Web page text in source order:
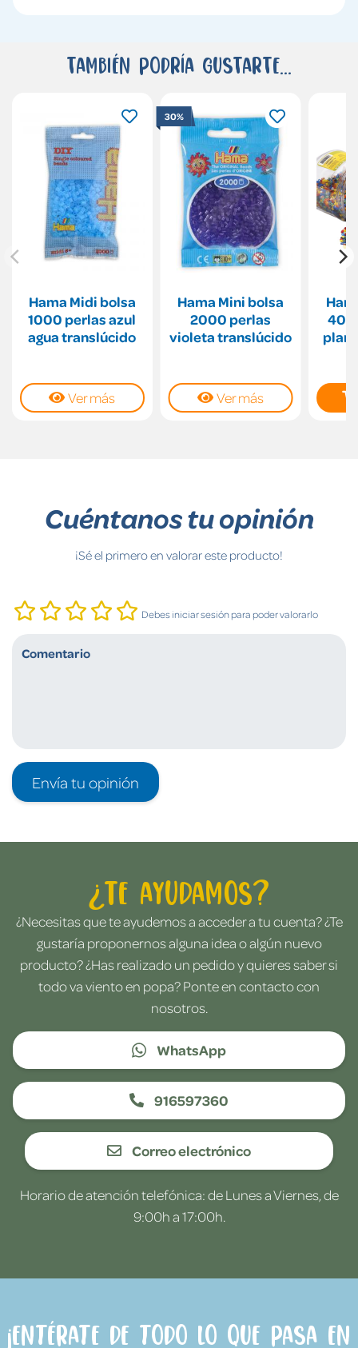
También podría gustarte...
Hama Midi bolsa
1000 perlas azul
agua translúcido
Ver más
30%
Hama Mini bolsa
2000 perlas
violeta translúcido
Ver más
Cuéntanos tu opinión
¡Sé el primero en valorar este producto!
Debes iniciar sesión para poder valorarlo
Envía tu opinión
¿Te ayudamos?
¿Necesitas que te ayudemos a acceder a tu cuenta? ¿Te
gustaría proponernos alguna idea o algún nuevo
producto? ¿Has realizado un pedido y quieres saber si
todo va viento en popa? Ponte en contacto con
nosotros.
WhatsApp
916597360
Correo electrónico
Horario de atención telefónica: de Lunes a Viernes, de
9:00h a 17:00h.
¡Entérate de todo lo que pasa en